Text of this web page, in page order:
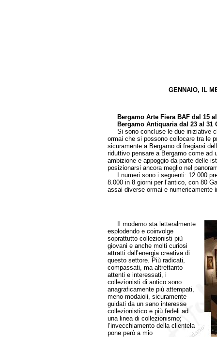
GENNAIO, IL
Bergamo Arte Fiera BAF dal 15
Bergamo Antiquaria dal 23 al 31
Si sono concluse le due iniziative
ormai che si possono collocare tra le
sicuramente a Bergamo di fregiarsi
riduttivo pensare a Bergamo come ad
ambizione e appoggio da parte delle
posizionarsi ancora meglio nel
I numeri sono i seguenti: 12.000
8.000 in 8 giorni per l’antico, con 80
assai diverse ormai e numericamente
Il moderno sta letteralmente
esplodendo e coinvolge
soprattutto collezionisti più
giovani e anche molti curiosi
attratti dall’energia creativa di
questo settore. Più radicati,
compassati, ma altrettanto
attenti e interessati, i
collezionisti di antico sono
anagraficamente più attempati,
meno modaioli, sicuramente
guidati da un sano interesse
collezionistico e più fedeli ad
una linea di collezionismo;
l’invecchiamento della clientela
pone però a mio